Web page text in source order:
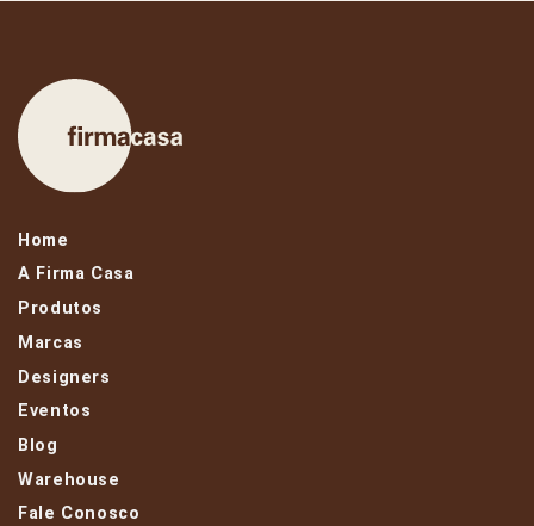
Home
A Firma Casa
Produtos
Marcas
Designers
Eventos
Blog
Warehouse
Fale Conosco